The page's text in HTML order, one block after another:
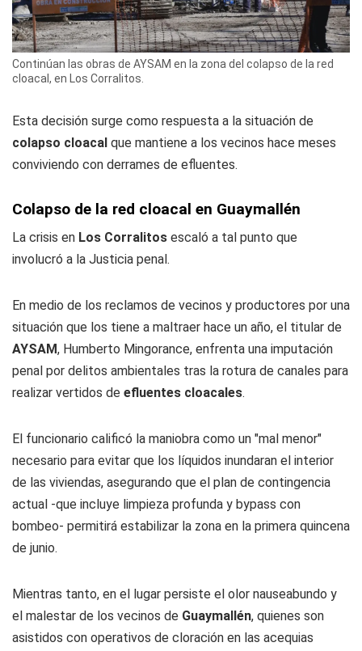
Continúan las obras de AYSAM en la zona del colapso de la red
cloacal, en Los Corralitos.
Esta decisión surge como respuesta a la situación de
colapso cloacal que mantiene a los vecinos hace meses
conviviendo con derrames de efluentes.
Colapso de la red cloacal en Guaymallén
La crisis en Los Corralitos escaló a tal punto que
involucró a la Justicia penal.
En medio de los reclamos de vecinos y productores por una
situación que los tiene a maltraer hace un año, el titular de
AYSAM, Humberto Mingorance, enfrenta una imputación
penal por delitos ambientales tras la rotura de canales para
realizar vertidos de efluentes cloacales.
El funcionario calificó la maniobra como un "mal menor"
necesario para evitar que los líquidos inundaran el interior
de las viviendas, asegurando que el plan de contingencia
actual -que incluye limpieza profunda y bypass con
bombeo- permitirá estabilizar la zona en la primera quincena
de junio.
Mientras tanto, en el lugar persiste el olor nauseabundo y
el malestar de los vecinos de Guaymallén, quienes son
asistidos con operativos de cloración en las acequias